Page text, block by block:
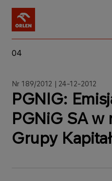
04
Nr 189/2012 | 24-12-2012
PGNIG:
PGNiG SA w
Grupy